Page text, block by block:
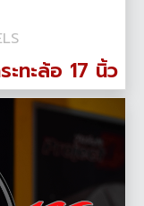
ะทะล้อ 17 นิ้ว